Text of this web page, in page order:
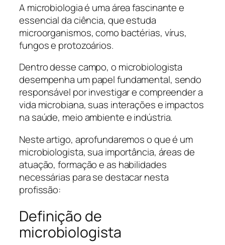
A microbiologia é uma área fascinante e
essencial da ciência, que estuda
microorganismos, como bactérias, vírus,
fungos e protozoários.
Dentro desse campo, o microbiologista
desempenha um papel fundamental, sendo
responsável por investigar e compreender a
vida microbiana, suas interações e impactos
na saúde, meio ambiente e indústria.
Neste artigo, aprofundaremos o que é um
microbiologista, sua importância, áreas de
atuação, formação e as habilidades
necessárias para se destacar nesta
profissão:
Definição de
microbiologista